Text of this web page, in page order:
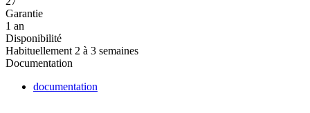
Garantie
1 an
Disponibilité
Habituellement 2 à 3 semaines
Documentation
documentation